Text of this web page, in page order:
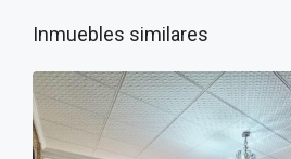
Inmuebles similares